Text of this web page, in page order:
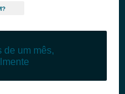
de um mês,